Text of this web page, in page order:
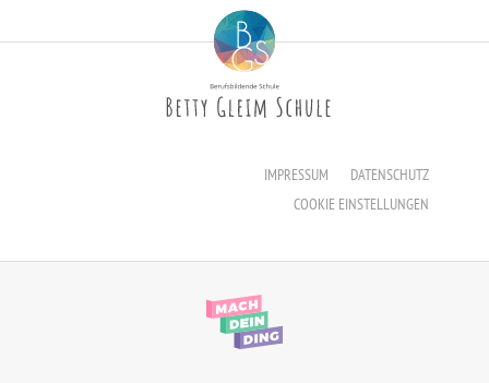
IMPRESSUM
DATENSCHUTZ
COOKIE EINSTELLUNGEN